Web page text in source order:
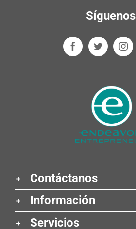
Síguenos
Contáctanos
Información
Servicios